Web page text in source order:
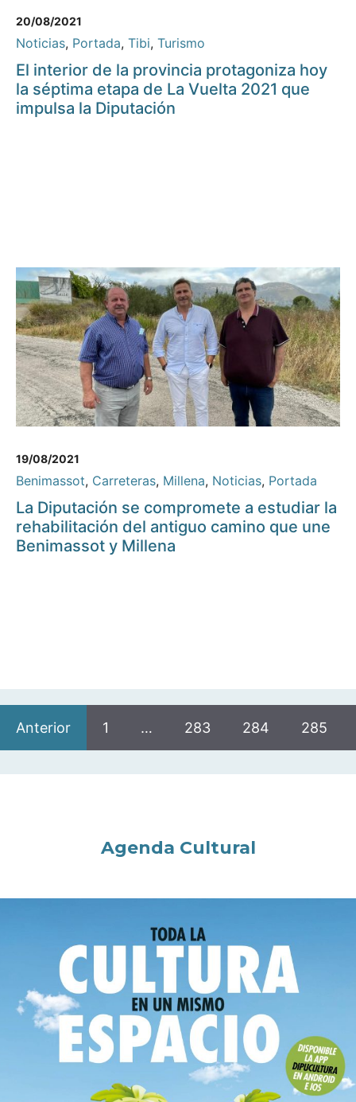
20/08/2021
Noticias, Portada, Tibi, Turismo
El interior de la provincia protagoniza hoy
la séptima etapa de La Vuelta 2021 que
impulsa la Diputación
19/08/2021
Benimassot, Carreteras, Millena, Noticias, Portada
La Diputación se compromete a estudiar la
rehabilitación del antiguo camino que une
Benimassot y Millena
Anterior 1 … 283 284 285
Agenda Cultural